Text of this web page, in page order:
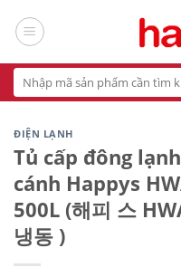
Tìm
kiếm:
ĐIỆN LẠNH
Tủ cấp đông
cánh Happys
500L (해피 스
냉동 )